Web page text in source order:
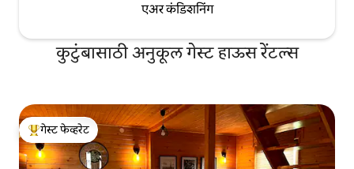
एअर कंडिशनिंग
कुटुंबासाठी अनुकूल गेस्ट हाऊस रेंटल्स
टॉप गेस्ट फेव्हरेट
गेस्ट फेव्हरेट